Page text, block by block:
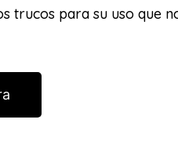
trucos para su uso que